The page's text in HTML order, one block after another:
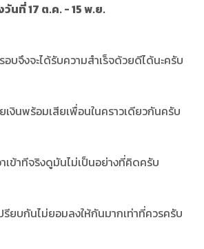
นที่ 17 ต.ค. - 15 พ.ย.
บจึงจะได้รับความสำเร็จด้วยดีได้นะครับ
ยเงินพร้อมเสียเพื่อนในคราวเดียวกันครับ
ข้าทีจริงดูมันไม่เป็นอย่างที่คิดครับ
ยบกันไม่ยอมลงให้กันมากเท่าที่ควรครับ